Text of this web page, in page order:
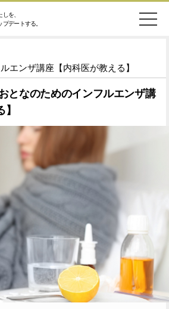
しを、
プデートする。
妊娠・出産
ファッション
SDGs
索
ウートピとは？
Twitter
エンザ講座【内科医が教える】
となのためのインフルエンザ講